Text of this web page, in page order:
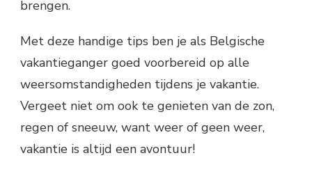
brengen.
Met deze handige tips ben je als Belgische
vakantieganger goed voorbereid op alle
weersomstandigheden tijdens je vakantie.
Vergeet niet om ook te genieten van de zon,
regen of sneeuw, want weer of geen weer,
vakantie is altijd een avontuur!